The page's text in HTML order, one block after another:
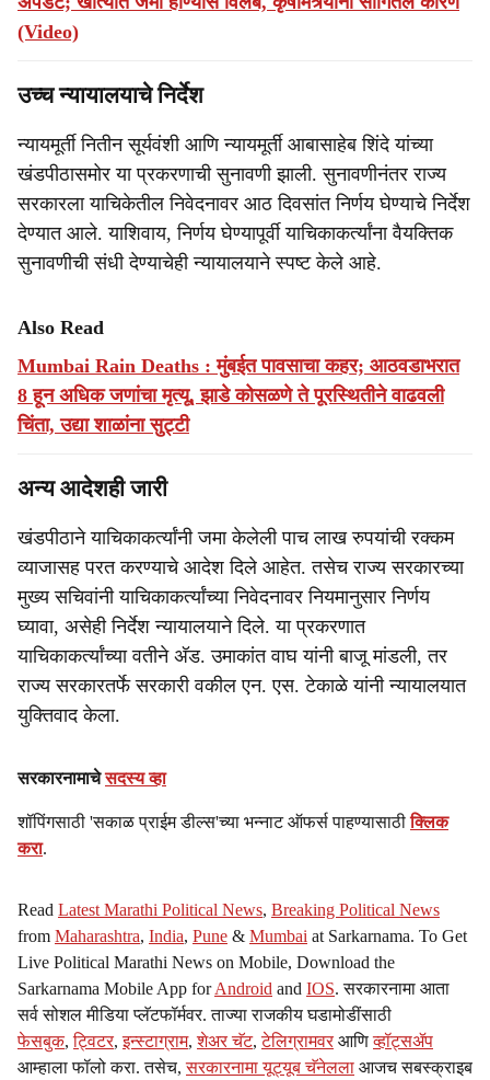
(Video)
उच्च न्यायालयाचे निर्देश
न्यायमूर्ती नितीन सूर्यवंशी आणि न्यायमूर्ती आबासाहेब शिंदे यांच्या
खंडपीठासमोर या प्रकरणाची सुनावणी झाली. सुनावणीनंतर राज्य
सरकारला याचिकेतील निवेदनावर आठ दिवसांत निर्णय घेण्याचे निर्देश
देण्यात आले. याशिवाय, निर्णय घेण्यापूर्वी याचिकाकर्त्यांना वैयक्तिक
सुनावणीची संधी देण्याचेही न्यायालयाने स्पष्ट केले आहे.
Also Read
Mumbai Rain Deaths : मुंबईत पावसाचा कहर; आठवडाभरात
8 हून अधिक जणांचा मृत्यू, झाडे कोसळणे ते पूरस्थितीने वाढवली
चिंता, उद्या शाळांना सुट्टी
अन्य आदेशही जारी
खंडपीठाने याचिकाकर्त्यांनी जमा केलेली पाच लाख रुपयांची रक्कम
व्याजासह परत करण्याचे आदेश दिले आहेत. तसेच राज्य सरकारच्या
मुख्य सचिवांनी याचिकाकर्त्यांच्या निवेदनावर नियमानुसार निर्णय
घ्यावा, असेही निर्देश न्यायालयाने दिले. या प्रकरणात
याचिकाकर्त्यांच्या वतीने अ‍ॅड. उमाकांत वाघ यांनी बाजू मांडली, तर
राज्य सरकारतर्फे सरकारी वकील एन. एस. टेकाळे यांनी न्यायालयात
युक्तिवाद केला.
सरकारनामाचेसदस्य व्हा
शॉपिंगसाठी 'सकाळ प्राईम डील्स'च्या भन्नाट ऑफर्स पाहण्यासाठीक्लिक
करा.
Read Latest Marathi Political News, Breaking Political News
from Maharashtra, India, Pune & Mumbai at Sarkarnama. To Get
Live Political Marathi News on Mobile, Download the
Sarkarnama Mobile App forAndroid and IOS. सरकारनामा आता
सर्व सोशल मीडिया प्लॅटफॉर्मवर. ताज्या राजकीय घडामोडींसाठी
फेसबुक,ट्विटर,इन्स्टाग्राम,शेअर चॅट,टेलिग्रामवर आणिव्हॉट्सॲप
आम्हाला फॉलो करा. तसेच,सरकारनामा यूट्यूब चॅनेलला आजच सबस्क्राइब